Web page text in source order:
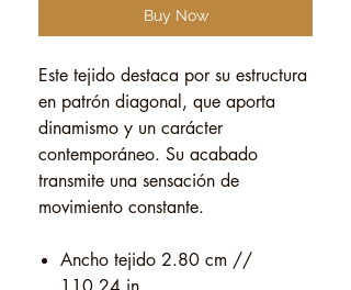
Buy Now
Este tejido destaca por su estructura
en patrón diagonal, que aporta
dinamismo y un carácter
contemporáneo. Su acabado
transmite una sensación de
movimiento constante.
Ancho tejido 2.80 cm //